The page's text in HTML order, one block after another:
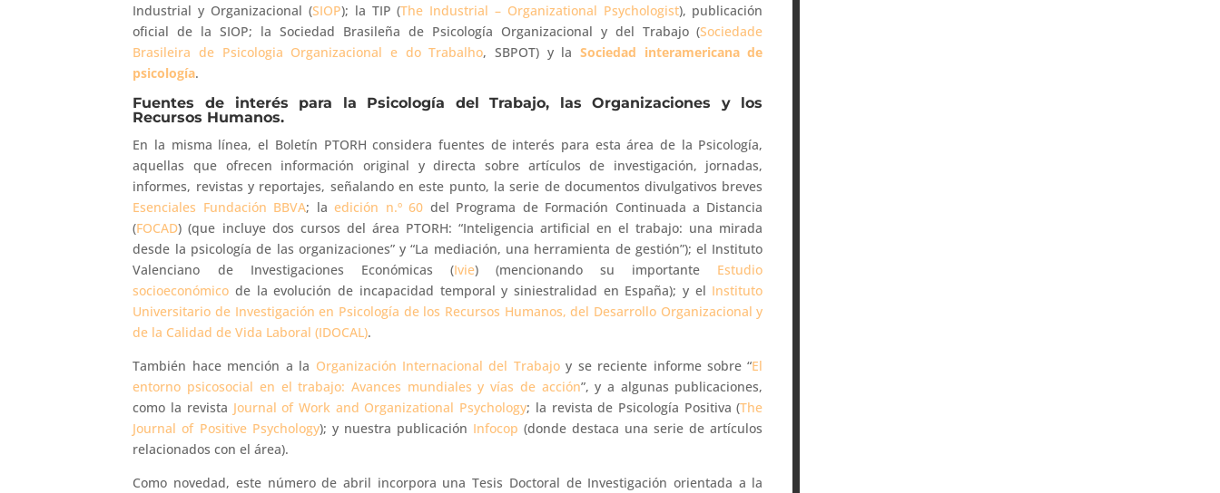
Industrial y Organizacional (SIOP); la TIP (The Industrial – Organizational Psychologist), publicación
oficial de la SIOP; la Sociedad Brasileña de Psicología Organizacional y del Trabajo (Sociedade
Brasileira de Psicologia Organizacional e do Trabalho, SBPOT) y la Sociedad interamericana de
psicología.
Fuentes de interés para la Psicología del Trabajo, las Organizaciones y los
Recursos Humanos.
En la misma línea, el Boletín PTORH considera fuentes de interés para esta área de la Psicología,
aquellas que ofrecen información original y directa sobre artículos de investigación, jornadas,
informes, revistas y reportajes, señalando en este punto, la serie de documentos divulgativos breves
Esenciales Fundación BBVA; laedición n.º 60 del Programa de Formación Continuada a Distancia
(FOCAD) (que incluye dos cursos del área PTORH: “Inteligencia artificial en el trabajo: una mirada
desde la psicología de las organizaciones” y “La mediación, una herramienta de gestión”); el Instituto
Valenciano de Investigaciones Económicas (Ivie) (mencionando su importante Estudio
socioeconómico de la evolución de incapacidad temporal y siniestralidad en España); y el Instituto
Universitario de Investigación en Psicología de los Recursos Humanos, del Desarrollo Organizacional y
de la Calidad de Vida Laboral (IDOCAL).
También hace mención a la Organización Internacional del Trabajoy se reciente informe sobre “El
entorno psicosocial en el trabajo: Avances mundiales y vías de acción”, y a algunas publicaciones,
como la revista Journal of Work and Organizational Psychology; la revista de Psicología Positiva (The
Journal of Positive Psychology); y nuestra publicación Infocop (donde destaca una serie de artículos
relacionados con el área).
Como novedad, este número de abril incorpora una Tesis Doctoral de Investigación orientada a la